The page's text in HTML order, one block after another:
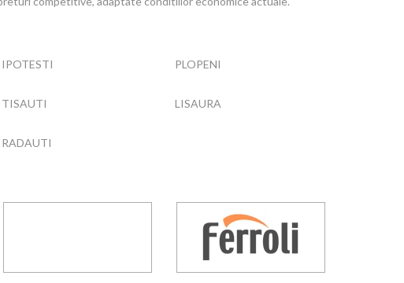
IPOTESTI
TISAUTI
RADAUTI
PLOPENI
LISAURA